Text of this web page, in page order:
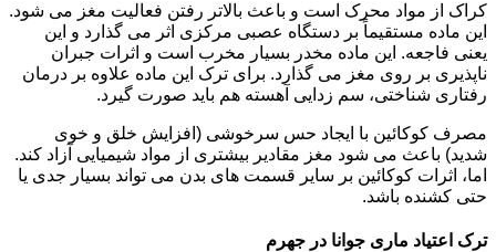
کراک از مواد محرک است و باعث بالاتر رفتن فعالیت مغز می شود.
این ماده مستقیماً بر دستگاه عصبی مرکزی اثر می گذارد و این
یعنی فاجعه. این ماده مخدر بسیار مخرب است و اثرات جبران
ناپذیری بر روی مغز می گذارد. برای ترک این ماده علاوه بر درمان
رفتاری شناختی، سم زدایی آهسته هم باید صورت گیرد.
مصرف کوکائین با ایجاد حس سرخوشی (افزایش خلق و خوی
شدید) باعث می شود مغز مقادیر بیشتری از مواد شیمیایی آزاد کند.
اما، اثرات کوکائین بر سایر قسمت های بدن می تواند بسیار جدی یا
حتی کشنده باشد.
ترک اعتیاد ماری جوانا در جهرم